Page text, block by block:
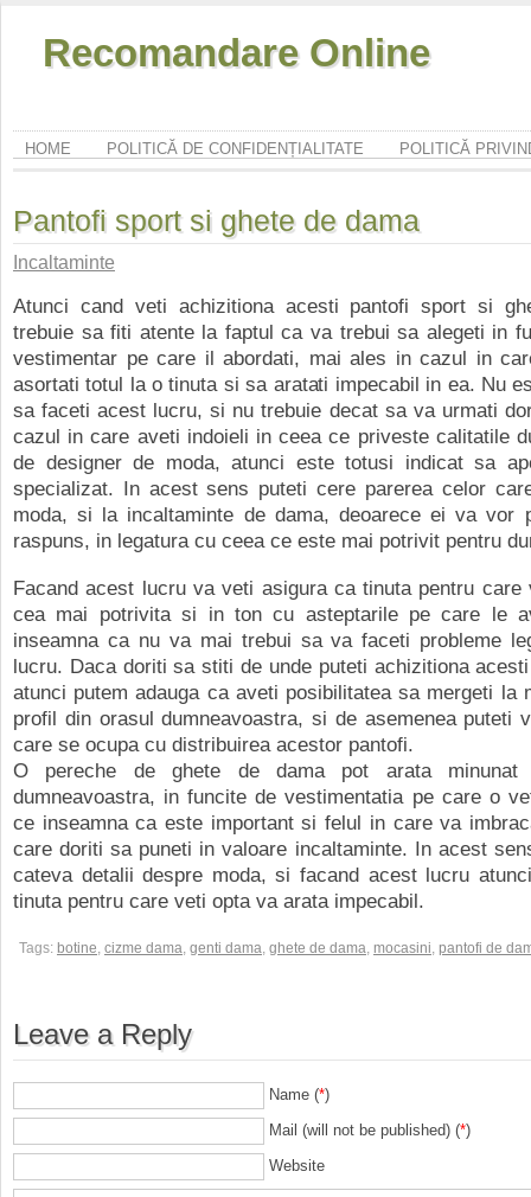
Recomandare Online
HOME POLITICĂ DE CONFIDENȚIALITATE POLITICĂ
Pantofi sport si ghete de dama
Incaltaminte
Atunci cand veti achizitiona acesti pantofi sport si
trebuie sa fiti atente la faptul ca va trebui sa alegeti in
vestimentar pe care il abordati, mai ales in cazul in
asortati totul la o tinuta si sa aratati impecabil in ea. Nu
sa faceti acest lucru, si nu trebuie decat sa va urmati
cazul in care aveti indoieli in ceea ce priveste calitatile
de designer de moda, atunci este totusi indicat sa
specializat. In acest sens puteti cere parerea celor
moda, si la incaltaminte de dama, deoarece ei va vor
raspuns, in legatura cu ceea ce este mai potrivit pentru
Facand acest lucru va veti asigura ca tinuta pentru
cea mai potrivita si in ton cu asteptarile pe care le
inseamna ca nu va mai trebui sa va faceti probleme
lucru. Daca doriti sa stiti de unde puteti achizitiona
atunci putem adauga ca aveti posibilitatea sa mergeti la
profil din orasul dumneavoastra, si de asemenea puteti
care se ocupa cu distribuirea acestor pantofi.
O pereche de ghete de dama pot arata minunat
dumneavoastra, in funcite de vestimentatia pe care o
ce inseamna ca este important si felul in care va
care doriti sa puneti in valoare incaltaminte. In acest
cateva detalii despre moda, si facand acest lucru
tinuta pentru care veti opta va arata impecabil.
Tags: botine, cizme dama, genti dama, ghete de dama, mocasini, pantofi de
Leave a Reply
Name (*)
Mail (will not be published) (*)
Website